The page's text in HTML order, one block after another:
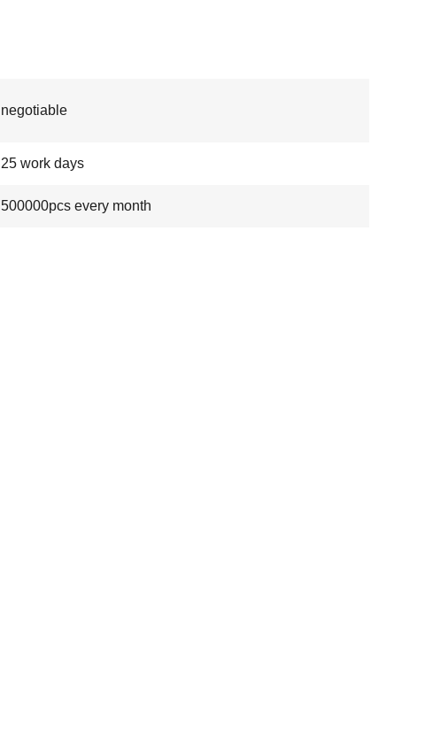
negotiable
25 work days
500000pcs every month